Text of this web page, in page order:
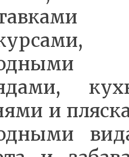
и